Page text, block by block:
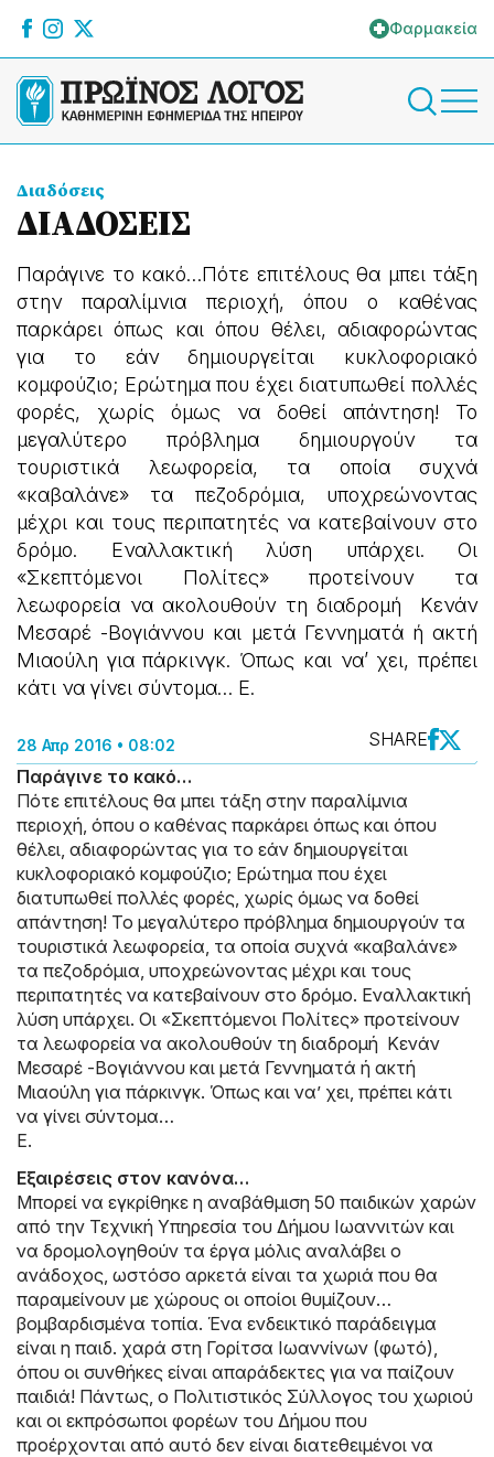
Φαρμακεία
Διαδόσεις
ΔΙΑΔΟΣΕΙΣ
Παράγινε το κακό…Πότε επιτέλους θα μπει τάξη
στην παραλίμνια περιοχή, όπου ο καθένας
παρκάρει όπως και όπου θέλει, αδιαφορώντας
για το εάν δημιουργείται κυκλοφοριακό
κομφούζιο; Ερώτημα που έχει διατυπωθεί πολλές
φορές, χωρίς όμως να δοθεί απάντηση! Το
μεγαλύτερο πρόβλημα δημιουργούν τα
τουριστικά λεωφορεία, τα οποία συχνά
«καβαλάνε» τα πεζοδρόμια, υποχρεώνοντας
μέχρι και τους περιπατητές να κατεβαίνουν στο
δρόμο. Εναλλακτική λύση υπάρχει. Οι
«Σκεπτόμενοι Πολίτες» προτείνουν τα
λεωφορεία να ακολουθούν τη διαδρομή Κενάν
Μεσαρέ -Βογιάννου και μετά Γεννηματά ή ακτή
Μιαούλη για πάρκινγκ. Όπως και να’ χει, πρέπει
κάτι να γίνει σύντομα… Ε.
28 Απρ 2016 • 08:02
SHARE
Παράγινε το κακό…
Πότε επιτέλους θα μπει τάξη στην παραλίμνια
περιοχή, όπου ο καθένας παρκάρει όπως και όπου
θέλει, αδιαφορώντας για το εάν δημιουργείται
κυκλοφοριακό κομφούζιο; Ερώτημα που έχει
διατυπωθεί πολλές φορές, χωρίς όμως να δοθεί
απάντηση! Το μεγαλύτερο πρόβλημα δημιουργούν τα
τουριστικά λεωφορεία, τα οποία συχνά «καβαλάνε»
τα πεζοδρόμια, υποχρεώνοντας μέχρι και τους
περιπατητές να κατεβαίνουν στο δρόμο. Εναλλακτική
λύση υπάρχει. Οι «Σκεπτόμενοι Πολίτες» προτείνουν
τα λεωφορεία να ακολουθούν τη διαδρομή Κενάν
Μεσαρέ -Βογιάννου και μετά Γεννηματά ή ακτή
Μιαούλη για πάρκινγκ. Όπως και να’ χει, πρέπει κάτι
να γίνει σύντομα…
Ε.
Εξαιρέσεις στον κανόνα…
Μπορεί να εγκρίθηκε η αναβάθμιση 50 παιδικών χαρών
από την Τεχνική Υπηρεσία του Δήμου Ιωαννιτών και
να δρομολογηθούν τα έργα μόλις αναλάβει ο
ανάδοχος, ωστόσο αρκετά είναι τα χωριά που θα
παραμείνουν με χώρους οι οποίοι θυμίζουν…
βομβαρδισμένα τοπία. Ένα ενδεικτικό παράδειγμα
είναι η παιδ. χαρά στη Γορίτσα Ιωαννίνων (φωτό),
όπου οι συνθήκες είναι απαράδεκτες για να παίζουν
παιδιά! Πάντως, ο Πολιτιστικός Σύλλογος του χωριού
και οι εκπρόσωποι φορέων του Δήμου που
προέρχονται από αυτό δεν είναι διατεθειμένοι να